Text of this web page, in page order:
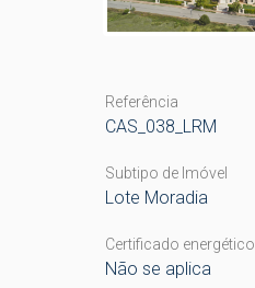
Referência
CAS_038_LRM
Subtipo de Imóvel
Lote Moradia
Certificado energético
Não se aplica